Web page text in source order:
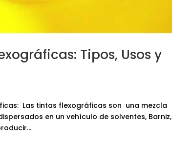
Tipos, Usos y
Las tintas flexográficas son una mezcla
en un vehículo de solventes, Barniz,